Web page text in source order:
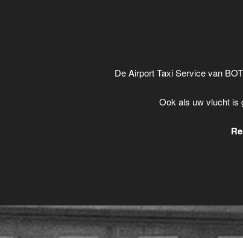
De Airport Taxi Service van
Ook als uw vlucht is